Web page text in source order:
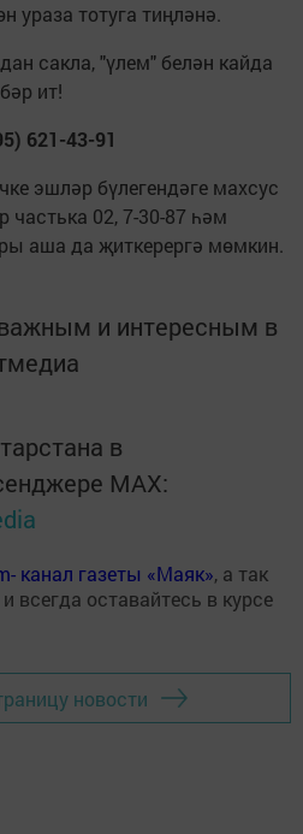
ураза тотуга тиңләнә.
сакла, "үлем" белән кайда
ит!
621-43-91
эшләр бүлегендәге махсус
частька 02, 7-30-87 һәм
аша да җиткерергә мөмкин.
и интересным в
в
MАХ:
канал газеты «Маяк», а так
и всегда оставайтесь в курсе
новости